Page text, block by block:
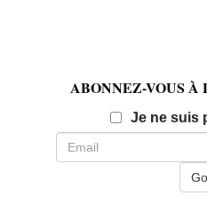
ABONNEZ-VOUS
Je ne suis